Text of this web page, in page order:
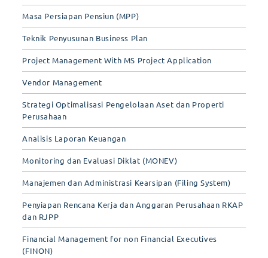
Masa Persiapan Pensiun (MPP)
Teknik Penyusunan Business Plan
Project Management With MS Project Application
Vendor Management
Strategi Optimalisasi Pengelolaan Aset dan Properti
Perusahaan
Analisis Laporan Keuangan
Monitoring dan Evaluasi Diklat (MONEV)
Manajemen dan Administrasi Kearsipan (Filing System)
Penyiapan Rencana Kerja dan Anggaran Perusahaan RKAP
dan RJPP
Financial Management for non Financial Executives
(FINON)